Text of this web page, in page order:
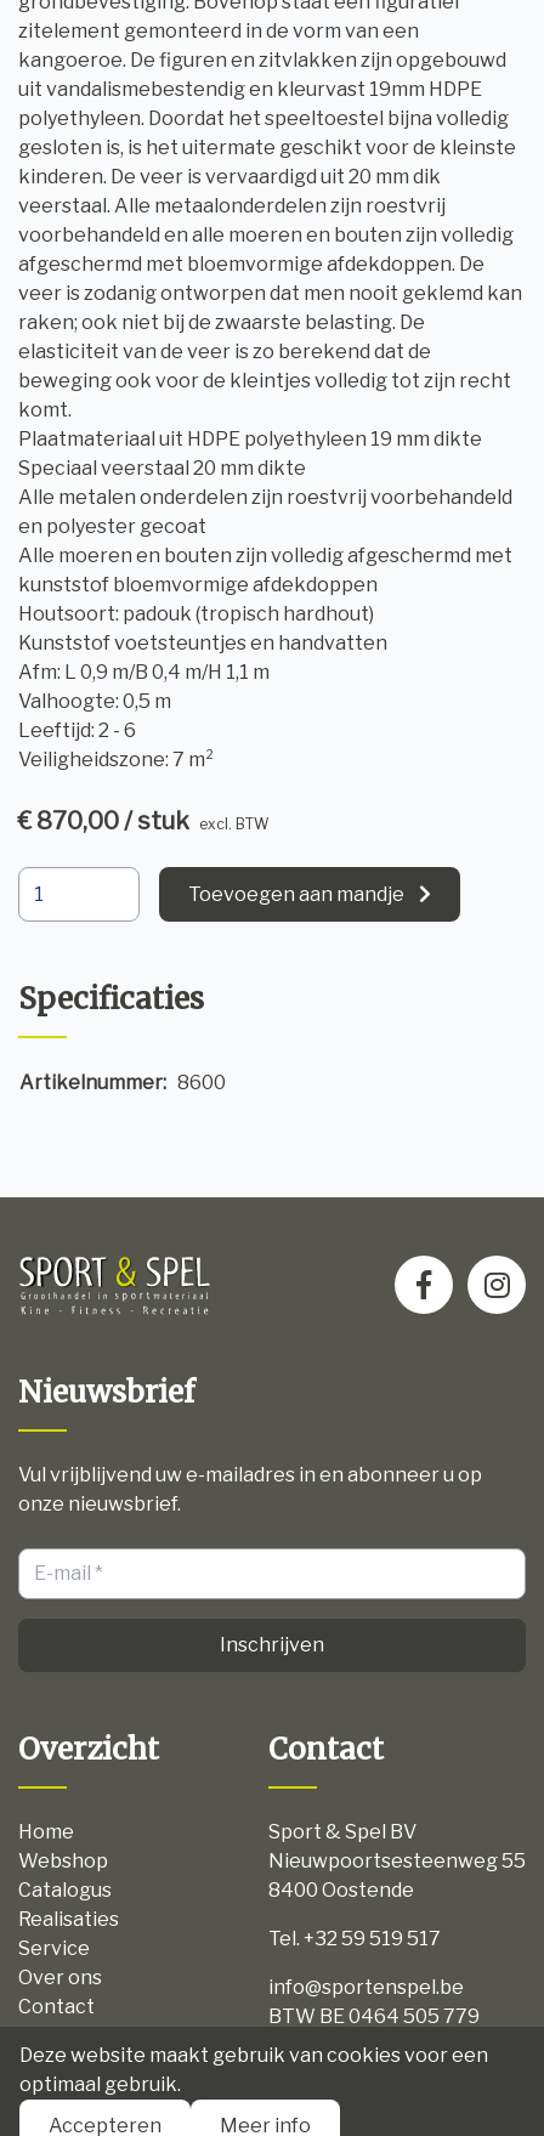
zitelement gemonteerd in de vorm van een
kangoeroe. De figuren en zitvlakken zijn opgebouwd
uit vandalismebestendig en kleurvast 19mm HDPE
polyethyleen. Doordat het speeltoestel bijna volledig
gesloten is, is het uitermate geschikt voor de kleinste
kinderen. De veer is vervaardigd uit 20 mm dik
veerstaal. Alle metaalonderdelen zijn roestvrij
voorbehandeld en alle moeren en bouten zijn volledig
afgeschermd met bloemvormige afdekdoppen. De
veer is zodanig ontworpen dat men nooit geklemd kan
raken; ook niet bij de zwaarste belasting. De
elasticiteit van de veer is zo berekend dat de
beweging ook voor de kleintjes volledig tot zijn recht
komt.
Plaatmateriaal uit HDPE polyethyleen 19 mm dikte
Speciaal veerstaal 20 mm dikte
Alle metalen onderdelen zijn roestvrij voorbehandeld
en polyester gecoat
Alle moeren en bouten zijn volledig afgeschermd met
kunststof bloemvormige afdekdoppen
Houtsoort: padouk (tropisch hardhout)
Kunststof voetsteuntjes en handvatten
Afm: L 0,9 m/B 0,4 m/H 1,1 m
Valhoogte: 0,5 m
Leeftijd: 2 - 6
Veiligheidszone: 7 m²
€ 870,00 / stuk excl. BTW
Toevoegen aan mandje
Specificaties
Artikelnummer: 8600
Nieuwsbrief
Vul vrijblijvend uw e-mailadres in en abonneer u op
onze nieuwsbrief.
Inschrijven
Overzicht
Home
Webshop
Catalogus
Realisaties
Service
Over ons
Contact
Disclaimer
Algemene voorwaarden
Contact
Sport & Spel BV
Nieuwpoortsesteenweg 55
8400 Oostende
Tel. +32 59 519 517
info@sportenspel.be
BTW BE 0464 505 779
Deze website maakt gebruik van cookies voor een
optimaal gebruik.
Accepteren
Meer info